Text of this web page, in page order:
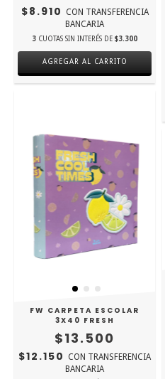
$8.910 CON TRANSFERENCIA
BANCARIA
3 CUOTAS SIN INTERÉS DE $3.300
AGREGAR AL CARRITO
FW CARPETA ESCOLAR
3X40 FRESH
$13.500
$12.150 CON TRANSFERENCIA
BANCARIA